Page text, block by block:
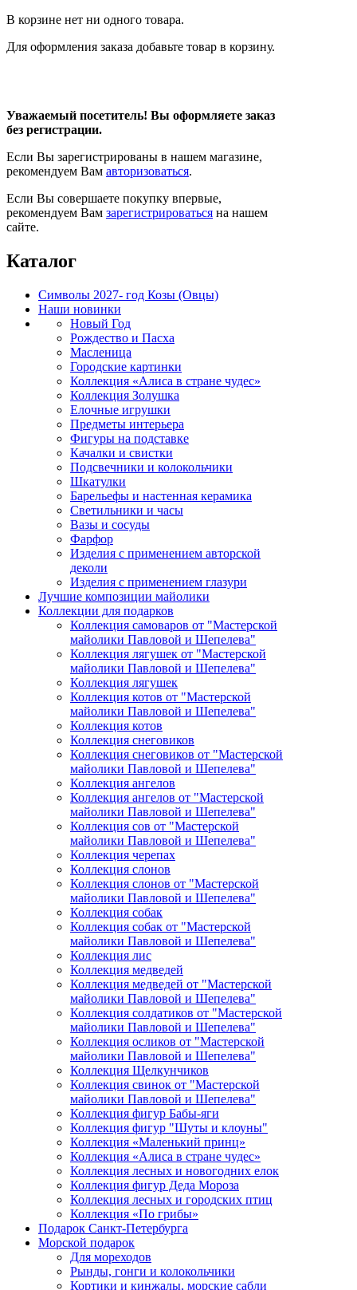
В корзине нет ни одного товара.
Для оформления заказа добавьте товар в корзину.
Уважаемый посетитель! Вы оформляете заказ
без регистрации.
Если Вы зарегистрированы в нашем магазине,
рекомендуем Вам авторизоваться.
Если Вы совершаете покупку впервые,
рекомендуем Вам зарегистрироваться на нашем
сайте.
Каталог
Символы 2027- год Козы (Овцы)
Наши новинки
Новый Год
Рождество и Пасха
Масленица
Городские картинки
Коллекция «Алиса в стране чудес»
Коллекция Золушка
Елочные игрушки
Предметы интерьера
Фигуры на подставке
Качалки и свистки
Подсвечники и колокольчики
Шкатулки
Барельефы и настенная керамика
Светильники и часы
Вазы и сосуды
Фарфор
Изделия с применением авторской
деколи
Изделия с применением глазури
Лучшие композиции майолики
Коллекции для подарков
Коллекция самоваров от "Мастерской
майолики Павловой и Шепелева"
Коллекция лягушек от "Мастерской
майолики Павловой и Шепелева"
Коллекция лягушек
Коллекция котов от "Мастерской
майолики Павловой и Шепелева"
Коллекция котов
Коллекция снеговиков
Коллекция снеговиков от "Мастерской
майолики Павловой и Шепелева"
Коллекция ангелов
Коллекция ангелов от "Мастерской
майолики Павловой и Шепелева"
Коллекция сов от "Мастерской
майолики Павловой и Шепелева"
Коллекция черепах
Коллекция слонов
Коллекция слонов от "Мастерской
майолики Павловой и Шепелева"
Коллекция собак
Коллекция собак от "Мастерской
майолики Павловой и Шепелева"
Коллекция лис
Коллекция медведей
Коллекция медведей от "Мастерской
майолики Павловой и Шепелева"
Коллекция солдатиков от "Мастерской
майолики Павловой и Шепелева"
Коллекция осликов от "Мастерской
майолики Павловой и Шепелева"
Коллекция Щелкунчиков
Коллекция свинок от "Мастерской
майолики Павловой и Шепелева"
Коллекция фигур Бабы-яги
Коллекция фигур "Шуты и клоуны"
Коллекция «Маленький принц»
Коллекция «Алиса в стране чудес»
Коллекция лесных и новогодних елок
Коллекция фигур Деда Мороза
Коллекция лесных и городских птиц
Коллекция «По грибы»
Подарок Санкт-Петербурга
Морской подарок
Для мореходов
Рынды, гонги и колокольчики
Кортики и кинжалы, морские сабли